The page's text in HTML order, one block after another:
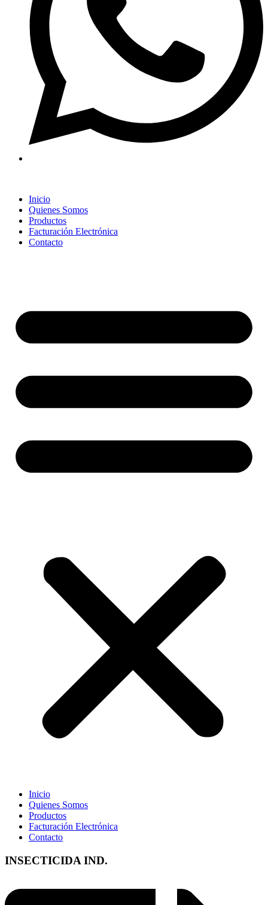
Inicio
Quienes Somos
Productos
Facturación Electrónica
Contacto
Inicio
Quienes Somos
Productos
Facturación Electrónica
Contacto
INSECTICIDA IND.